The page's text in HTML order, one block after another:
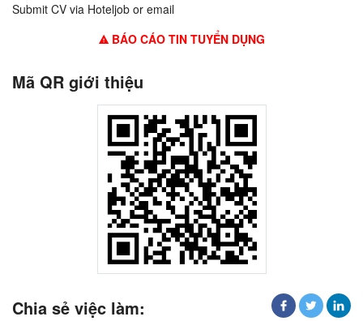
Submit CV via Hoteljob or email
BÁO CÁO TIN TUYỂN DỤNG
Mã QR giới thiệu
Chia sẻ việc làm: